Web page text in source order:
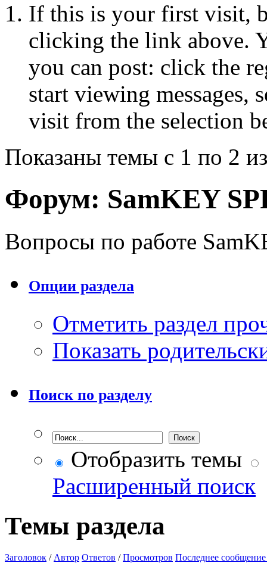
If this is your first visit,
clicking the link above.
you can post: click the
start viewing messages,
visit from the selection
Показаны темы с 1 по 2
Форум: SamKEY
Вопросы по работе
Опции раздела
Отметить раздел
Показать
Поиск по разделу
Отобразить темы
Расширенный поиск
Темы раздела
Заголовок / Автор Ответов /Просмотров Последнее сообщение